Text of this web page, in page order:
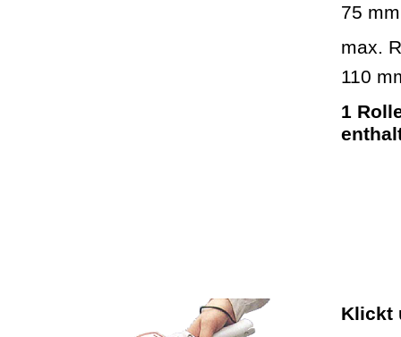
75 mm
max.
110
1
Klickt